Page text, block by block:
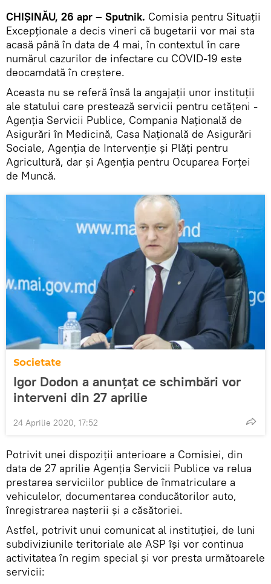
CHIȘINĂU, 26 apr – Sputnik. Comisia pentru Situații
Excepționale a decis vineri că bugetarii vor mai sta
acasă până în data de 4 mai, în contextul în care
numărul cazurilor de infectare cu COVID-19 este
deocamdată în creștere.
Aceasta nu se referă însă la angajații unor instituții
ale statului care prestează servicii pentru cetățeni -
Agenția Servicii Publice, Compania Națională de
Asigurări în Medicină, Casa Națională de Asigurări
Sociale, Agenția de Intervenție și Plăți pentru
Agricultură, dar și Agenția pentru Ocuparea Forței
de Muncă.
Societate
Igor Dodon a anunțat ce schimbări vor
interveni din 27 aprilie
24 Aprilie 2020, 17:52
Potrivit unei dispoziții anterioare a Comisiei, din
data de 27 aprilie Agenția Servicii Publice va relua
prestarea serviciilor publice de înmatriculare a
vehiculelor, documentarea conducătorilor auto,
înregistrarea nașterii și a căsătoriei.
Astfel, potrivit unui comunicat al instituției, de luni
subdiviziunile teritoriale ale ASP își vor continua
activitatea în regim special și vor presta următoarele
servicii: